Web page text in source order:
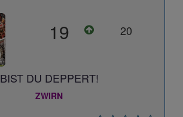
19 20
BIST DU DEPPERT!
ZWIRN